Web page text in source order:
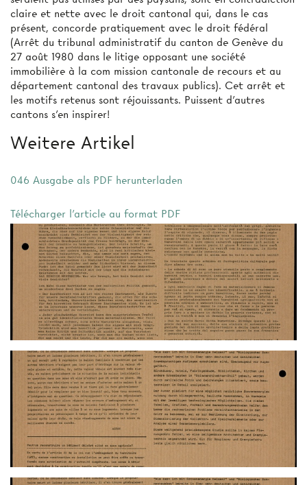
claire et nette avec le droit cantonal qui, dans le cas
présent, concorde pratiquement avec le droit fédéral
(Arrêt du tribunal administratif du canton de Genève du
27 août 1980 dans le litige opposant une société
immobilière à la com­ mission cantonale de recours et au
département cantonal des travaux publics). Cet arrêt et
les motifs retenus sont réjouissants. Puissent d'autres
cantons s'en inspirer!
Weitere Artikel
046 Ausgabe als PDF herunterladen
Télécharger l'article au format PDF